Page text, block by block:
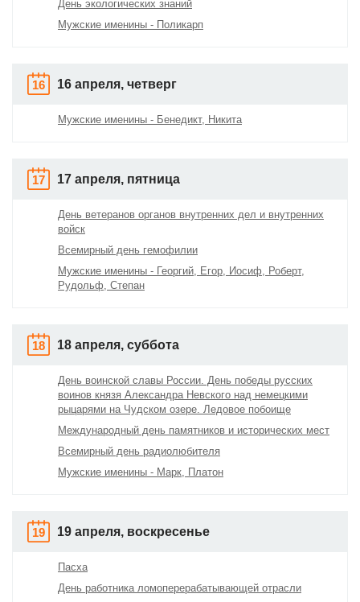
День экологических знаний
Мужские именины - Поликарп
16 16 апреля, четверг
Мужские именины - Бенедикт, Никита
17 17 апреля, пятница
День ветеранов органов внутренних дел и внутренних
войск
Всемирный день гемофилии
Мужские именины - Георгий, Егор, Иосиф, Роберт,
Рудольф, Степан
18 18 апреля, суббота
День воинской славы России. День победы русских
воинов князя Александра Невского над немецкими
рыцарями на Чудском озере. Ледовое побоище
Международный день памятников и исторических мест
Всемирный день радиолюбителя
Мужские именины - Марк, Платон
19 19 апреля, воскресенье
Пасха
День работника ломоперерабатывающей отрасли